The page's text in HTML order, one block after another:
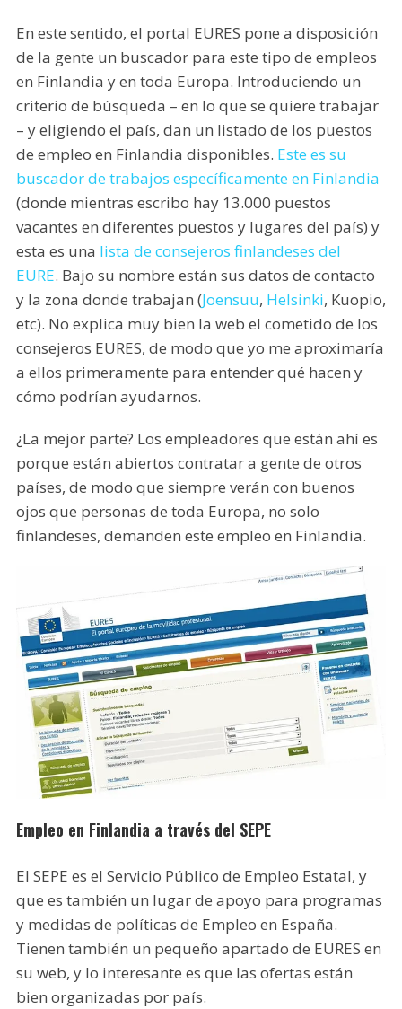
En este sentido, el portal EURES pone a disposición
de la gente un buscador para este tipo de empleos
en Finlandia y en toda Europa. Introduciendo un
criterio de búsqueda – en lo que se quiere trabajar
– y eligiendo el país, dan un listado de los puestos
de empleo en Finlandia disponibles. Este es su
buscador de trabajos específicamente en Finlandia
(donde mientras escribo hay 13.000 puestos
vacantes en diferentes puestos y lugares del país) y
esta es una lista de consejeros finlandeses del
EURE. Bajo su nombre están sus datos de contacto
y la zona donde trabajan (Joensuu, Helsinki, Kuopio,
etc). No explica muy bien la web el cometido de los
consejeros EURES, de modo que yo me aproximaría
a ellos primeramente para entender qué hacen y
cómo podrían ayudarnos.
¿La mejor parte? Los empleadores que están ahí es
porque están abiertos contratar a gente de otros
países, de modo que siempre verán con buenos
ojos que personas de toda Europa, no solo
finlandeses, demanden este empleo en Finlandia.
Empleo en Finlandia a través del SEPE
El SEPE es el Servicio Público de Empleo Estatal, y
que es también un lugar de apoyo para programas
y medidas de políticas de Empleo en España.
Tienen también un pequeño apartado de EURES en
su web, y lo interesante es que las ofertas están
bien organizadas por país.